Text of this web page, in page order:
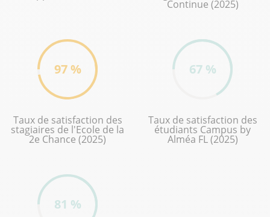
Continue (2025)
97 %
Taux de satisfaction des
stagiaires de l'Ecole de la
2e Chance (2025)
67 %
Taux de satisfaction des
étudiants Campus by
Alméa FL (2025)
81 %